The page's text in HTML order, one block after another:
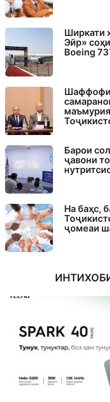
Ширкати
Эйр»
Boeing
Барои
ҷавони
На баҳс,
ҷомеаи